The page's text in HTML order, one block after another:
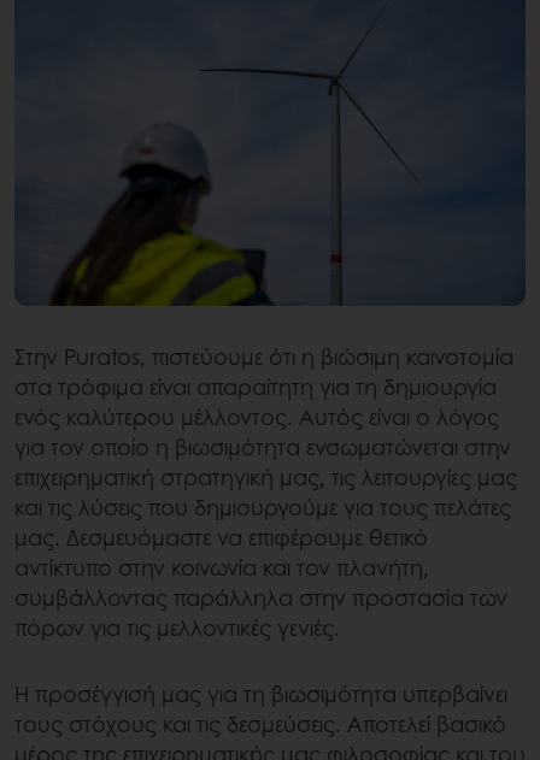
Στην Puratos, πιστεύουμε ότι η βιώσιμη καινοτομία
στα τρόφιμα είναι απαραίτητη για τη δημιουργία
ενός καλύτερου μέλλοντος. Αυτός είναι ο λόγος
για τον οποίο η βιωσιμότητα ενσωματώνεται στην
επιχειρηματική στρατηγική μας, τις λειτουργίες μας
και τις λύσεις που δημιουργούμε για τους πελάτες
μας. Δεσμευόμαστε να επιφέρουμε θετικό
αντίκτυπο στην κοινωνία και τον πλανήτη,
συμβάλλοντας παράλληλα στην προστασία των
πόρων για τις μελλοντικές γενιές.
Η προσέγγισή μας για τη βιωσιμότητα υπερβαίνει
τους στόχους και τις δεσμεύσεις. Αποτελεί βασικό